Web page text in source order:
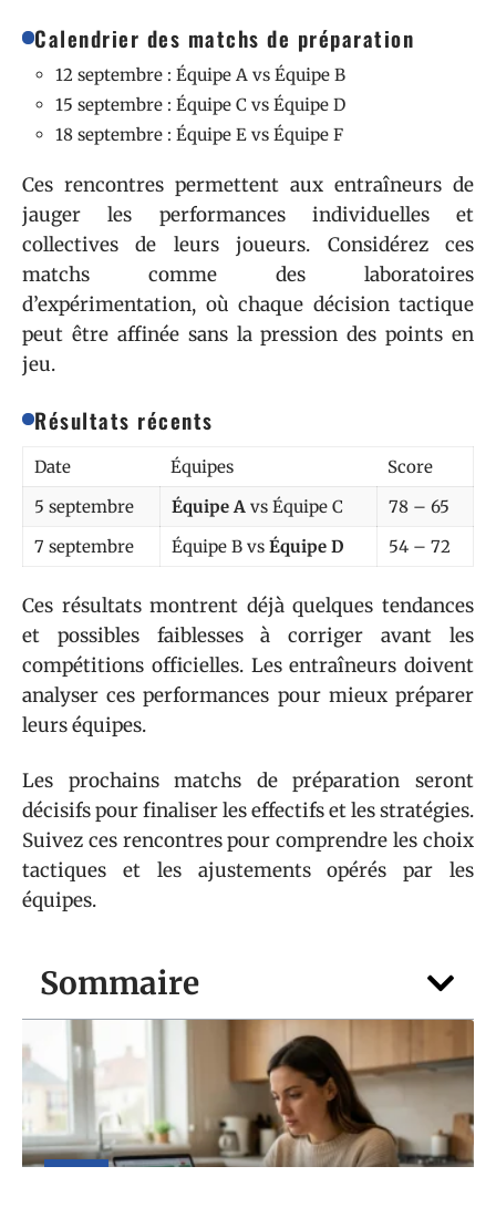
Sommaire
NEWS
Calendrier des matchs de préparation
12 septembre : Équipe A vs Équipe B
15 septembre : Équipe C vs Équipe D
18 septembre : Équipe E vs Équipe F
Ces rencontres permettent aux entraîneurs de
jauger les performances individuelles et
collectives de leurs joueurs. Considérez ces
matchs comme des laboratoires
d’expérimentation, où chaque décision tactique
peut être affinée sans la pression des points en
jeu.
Résultats récents
Date Équipes
Score
5 septembre
Équipe A vs Équipe C
78 – 65
7 septembre
Équipe B vs Équipe D 54 – 72
Ces résultats montrent déjà quelques tendances
et possibles faiblesses à corriger avant les
compétitions officielles. Les entraîneurs doivent
analyser ces performances pour mieux préparer
leurs équipes.
Les prochains matchs de préparation seront
décisifs pour finaliser les effectifs et les stratégies.
Suivez ces rencontres pour comprendre les choix
tactiques et les ajustements opérés par les
équipes.